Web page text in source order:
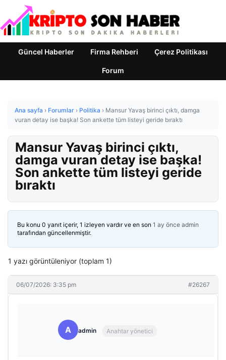
Güncel Haberler Firma Rehberi Çerez Politikası
Forum
Ana sayfa › Forumlar › Politika › Mansur Yavaş birinci çıktı, damga
vuran detay ise başka! Son ankette tüm listeyi geride bıraktı
Mansur Yavaş birinci çıktı,
damga vuran detay ise başka!
Son ankette tüm listeyi geride
bıraktı
Bu konu 0 yanıt içerir, 1 izleyen vardır ve en son 1 ay önce admin
tarafından güncellenmiştir.
1 yazı görüntüleniyor (toplam 1)
06/07/2026: 3:35 pm #26267
A admin Anahtar yönetici